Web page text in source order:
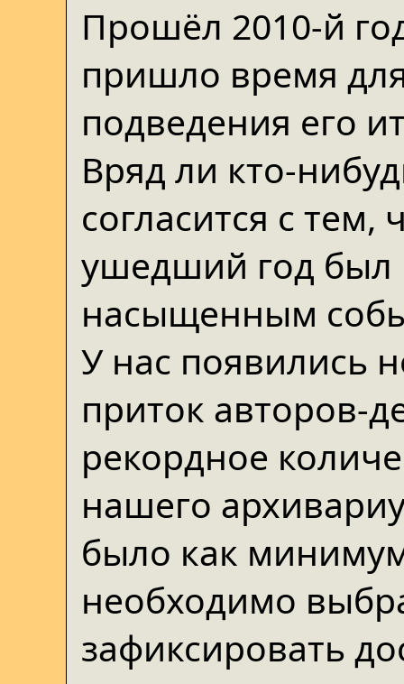
Прошёл 2010-й
пришло время
подведения его
Вряд ли кто-
согласится с тем,
ушедший год был
насыщенным
У нас появились
приток авторов-
рекордное
нашего
было как
необходимо
зафиксировать